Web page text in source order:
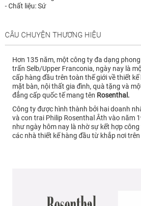
- Chất liệu: Sứ
CÂU CHUYỆN THƯƠNG HIỆU
Hơn 135 năm, một công ty đa dạng
trấn Selb/Upper Franconia, ngày nay là
cấp hàng đầu trên toàn thế giới về thiết
mặt bàn, nội thất gia đình, quà tặng và
đẳng cấpquốc tế mang tên Rosenthal.
Công ty được hình thành bởi hai doanh
và con trai Philip Rosenthal Âth vào năm
như ngày hôm nay là nhờ sự kết hợp
các nhà thiết kế hàng đầu từ khắp nơi